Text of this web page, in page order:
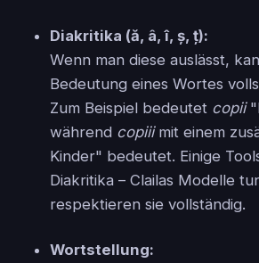
Diakritika (ă, â, î, ș, ț):
Wenn man diese auslässt,
Bedeutung eines Wortes
Zum Beispiel bedeutet copii
während copiiimit einem
Kinder" bedeutet. Einige
Diakritika – Clailas Modelle
respektieren sie vollständig.
Wortstellung: